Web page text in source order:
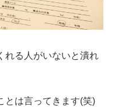
れる人がいないと潰れ
とは言ってきます(笑)